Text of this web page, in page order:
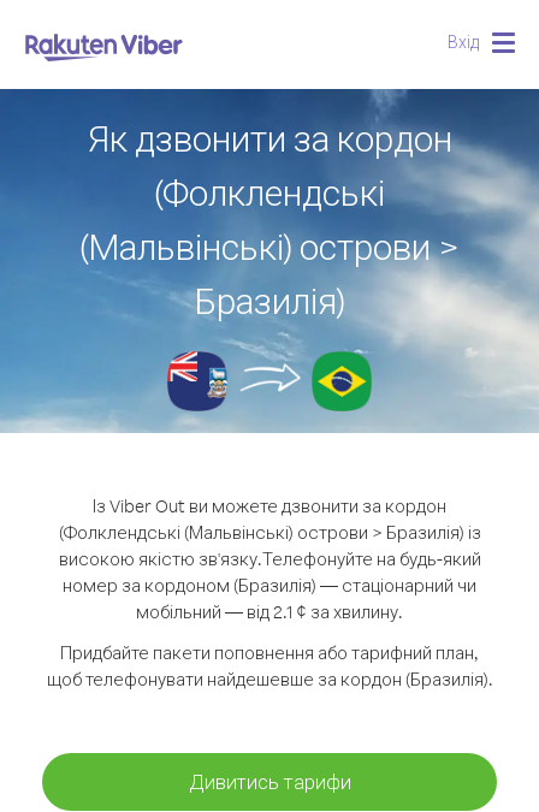
Вхід
Як дзвонити за кордон
(Фолклендські
(Мальвінські) острови >
Бразилія)
Із Viber Out ви можете дзвонити за кордон
(Фолклендські (Мальвінські) острови > Бразилія) із
високою якістю зв'язку.Телефонуйте на будь-який
номер за кордоном (Бразилія) — стаціонарний чи
мобільний — від 2.1 ¢ за хвилину.
Придбайте пакети поповнення або тарифний план,
щоб телефонувати найдешевше за кордон (Бразилія).
Дивитись тарифи